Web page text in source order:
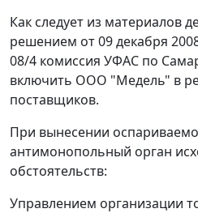
Как следует из материалов
решением от 09 декабря
08/4 комиссия УФАС по
включить ООО "Медель" в
поставщиков.
При вынесении
антимонопольный орган
обстоятельств:
Управлением организации